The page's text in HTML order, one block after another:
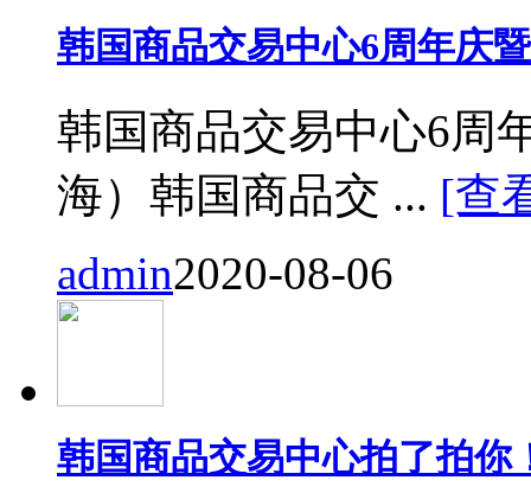
韩国商品交易中心6周年庆
韩国商品交易中心6周
海）韩国商品交 ... [查
admin2020-08-06
韩国商品交易中心拍了拍你